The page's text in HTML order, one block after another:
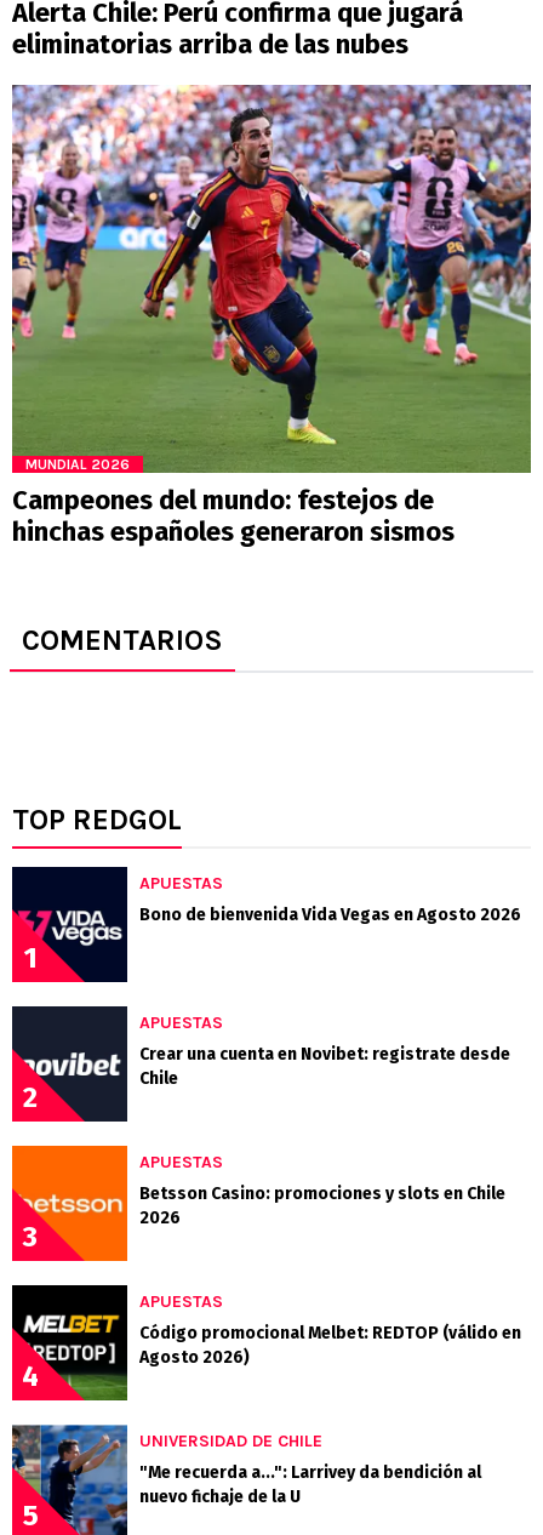
Alerta Chile: Perú confirma que jugará
eliminatorias arriba de las nubes
MUNDIAL 2026
Campeones del mundo: festejos de
hinchas españoles generaron sismos
COMENTARIOS
TOP REDGOL
1
APUESTAS
Bono de bienvenida Vida Vegas en Agosto 2026
2
APUESTAS
Crear una cuenta en Novibet: registrate desde
Chile
3
APUESTAS
Betsson Casino: promociones y slots en Chile
2026
4
APUESTAS
Código promocional Melbet: REDTOP (válido en
Agosto 2026)
5
UNIVERSIDAD DE CHILE
"Me recuerda a...": Larrivey da bendición al
nuevo fichaje de la U